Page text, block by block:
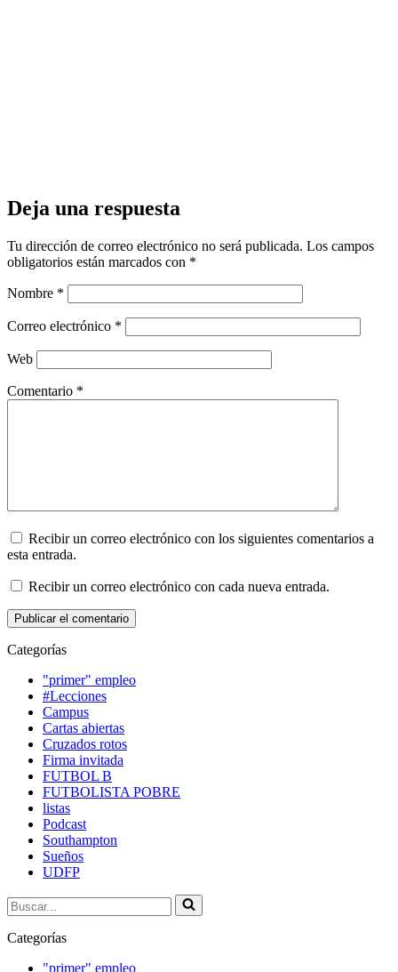
Deja una respuesta
Tu dirección de correo electrónico no será publicada. Los campos
obligatorios están marcados con *
Nombre *
Correo electrónico *
Web
Comentario *
Recibir un correo electrónico con los siguientes comentarios a
esta entrada.
Recibir un correo electrónico con cada nueva entrada.
Categorías
"primer" empleo
#Lecciones
Campus
Cartas abiertas
Cruzados rotos
Firma invitada
FUTBOL B
FUTBOLISTA POBRE
listas
Podcast
Southampton
Sueños
UDFP
Buscar...
Categorías
"primer" empleo